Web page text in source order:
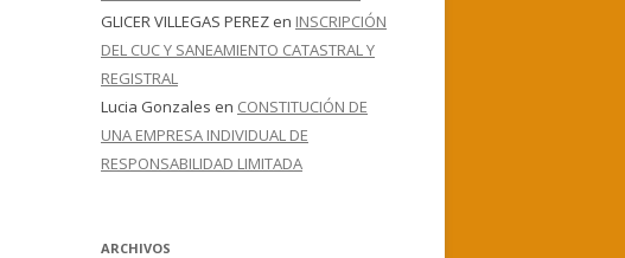
GLICER VILLEGAS PEREZ en INSCRIPCIÓN
DEL CUC Y SANEAMIENTO CATASTRAL Y
REGISTRAL
Lucia Gonzales en CONSTITUCIÓN DE
UNA EMPRESA INDIVIDUAL DE
RESPONSABILIDAD LIMITADA
ARCHIVOS